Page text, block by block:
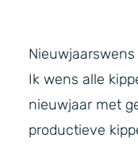
Nieuwjaarswens
Ik wens alle
nieuwjaar met
productieve